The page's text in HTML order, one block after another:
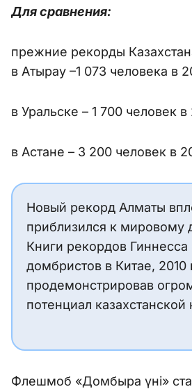
Для сравнения:
прежние рекорды
в Атырау –1 073 человека в
в Уральске – 1 700 человек в
в Астане – 3 200 человек в
Новый рекорд Алматы
приблизился к мировому
Книги рекордов Гиннесса
домбристов в Китае, 2010
продемонстрировав
потенциал казахстанской
Флешмоб «Домбыра үні»